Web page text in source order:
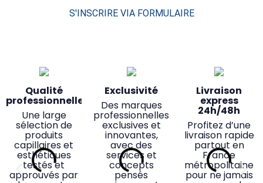
S'INSCRIRE VIA FORMULAIRE
Qualité
professionnelle
Une large
sélection de
produits
capillaires et
esthétiques
testés et
approuvés par
Exclusivité
Des marques
professionnelles
exclusives et
innovantes,
avec des
services et
concepts
pensés
Livraison
express
24h/48h
Profitez d’une
livraison rapide
partout en
France
métropolitaine
pour ne jamais